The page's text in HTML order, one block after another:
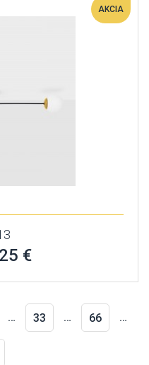
AKCIA
€
… 33 … 66 …